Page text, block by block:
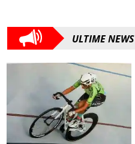
ULTIME NEWS